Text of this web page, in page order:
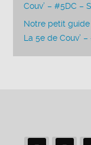
Couv’ – #5DC –
Notre petit guide
La 5e de Couv’